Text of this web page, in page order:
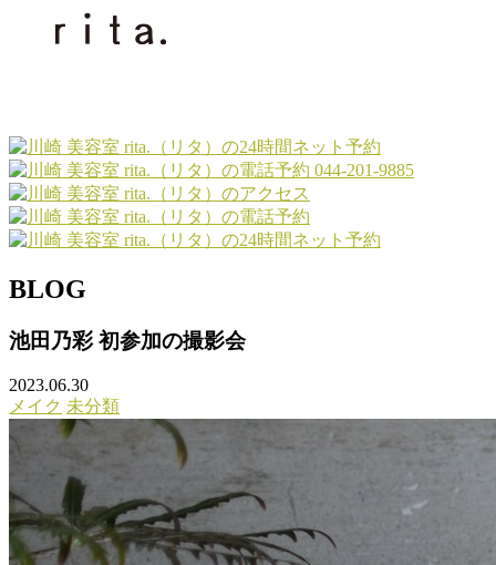
044-201-9885
BLOG
池田乃彩 初参加の撮影会
2023.06.30
メイク 未分類